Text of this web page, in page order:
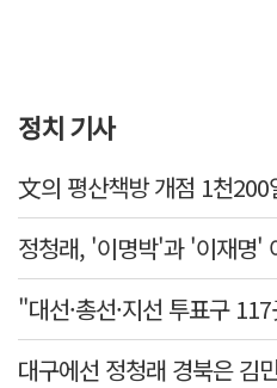
정치 기사